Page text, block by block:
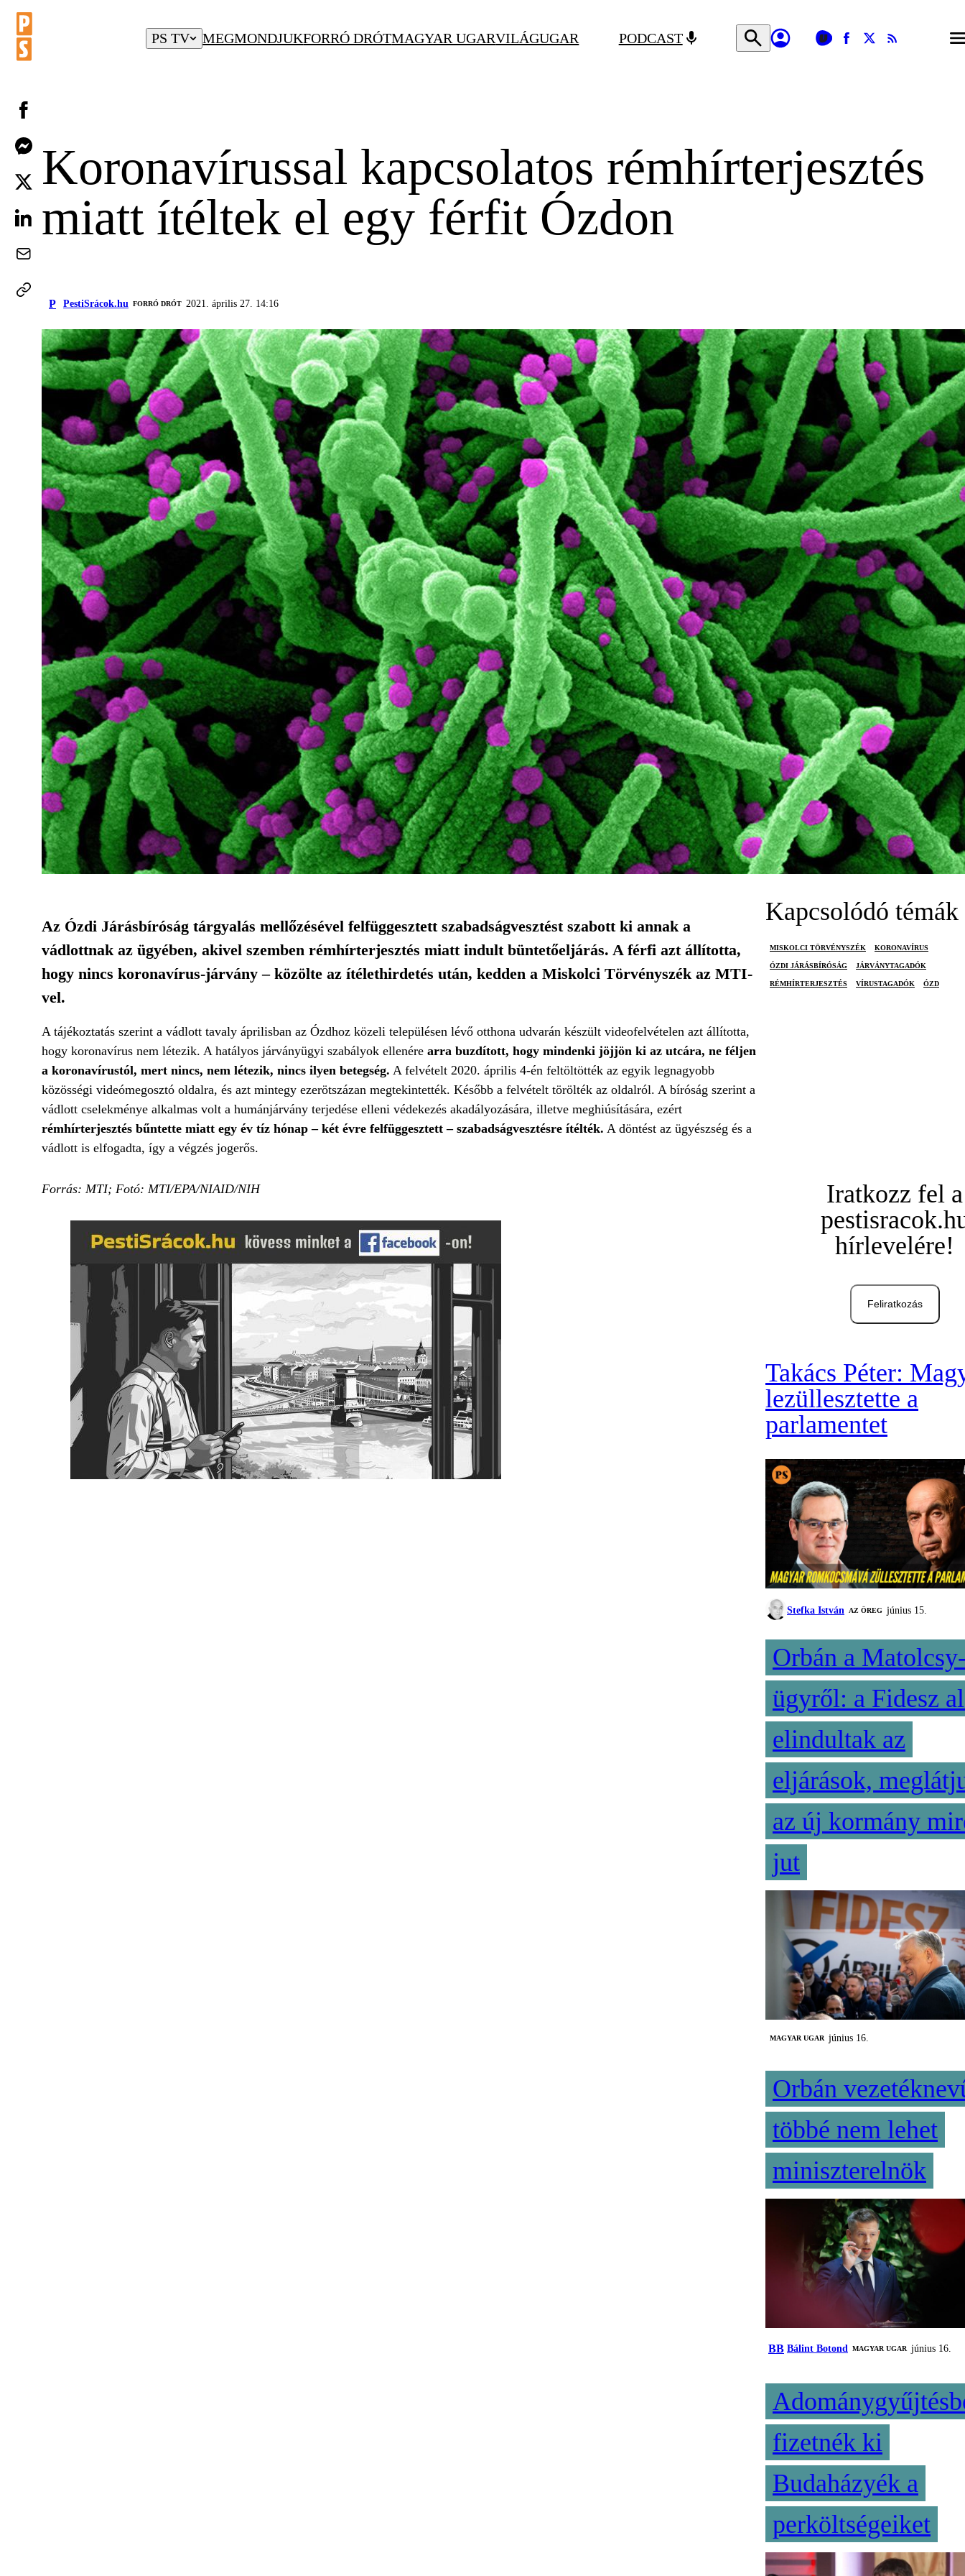
PS TV MEGMONDJUKFORRÓ DRÓTMAGYAR UGARVILÁGUGAR PODCAST
Koronavírussal kapcsolatos rémhírterjesztés
miatt ítéltek el egy férfit Ózdon
P PestiSrácok.hu FORRÓ DRÓT 2021. április 27. 14:16
Az Ózdi Járásbíróság tárgyalás mellőzésével felfüggesztett szabadságvesztést szabott ki annak a
vádlottnak az ügyében, akivel szemben rémhírterjesztés miatt indult büntetőeljárás. A férfi azt állította,
hogy nincs koronavírus-járvány – közölte az ítélethirdetés után, kedden a Miskolci Törvényszék az MTI-
vel.
A tájékoztatás szerint a vádlott tavaly áprilisban az Ózdhoz közeli településen lévő otthona udvarán készült videofelvételen azt állította,
hogy koronavírus nem létezik. A hatályos járványügyi szabályok ellenére arra buzdított, hogy mindenki jöjjön ki az utcára, ne féljen
a koronavírustól, mert nincs, nem létezik, nincs ilyen betegség. A felvételt 2020. április 4-én feltöltötték az egyik legnagyobb
közösségi videómegosztó oldalra, és azt mintegy ezerötszázan megtekintették. Később a felvételt törölték az oldalról. A bíróság szerint a
vádlott cselekménye alkalmas volt a humánjárvány terjedése elleni védekezés akadályozására, illetve meghiúsítására, ezért
rémhírterjesztés bűntette miatt egy év tíz hónap – két évre felfüggesztett – szabadságvesztésre ítélték. A döntést az ügyészség és a
vádlott is elfogadta, így a végzés jogerős.
Forrás: MTI; Fotó: MTI/EPA/NIAID/NIH
Kapcsolódó témák
MISKOLCI TÖRVÉNYSZÉK KORONAVÍRUS
ÓZDI JÁRÁSBÍRÓSÁG JÁRVÁNYTAGADÓK
RÉMHÍRTERJESZTÉS VÍRUSTAGADÓK ÓZD
Iratkozz fel a
hírlevelére!
Feliratkozás
Takács Péter:
lezüllesztette a
parlamentet
Stefka István AZ ÖREG június 15.
Orbán a
ügyről: a Fidesz
elindultak az
eljárások,
az új kormány
jut
MAGYAR UGAR június 16.
Orbán
többé nem lehet
miniszterelnök
BB Bálint Botond MAGYAR UGAR június 16.
fizetnék ki
Budaházyék a
perköltségeiket